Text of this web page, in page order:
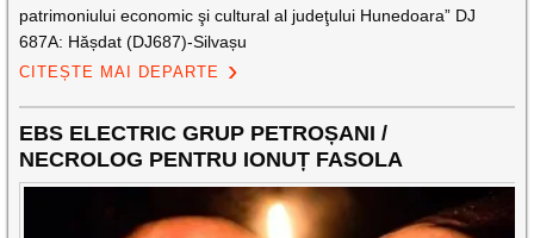
patrimoniului economic şi cultural al judeţului Hunedoara” DJ
687A: Hășdat (DJ687)-Silvașu
CITEȘTE MAI DEPARTE
EBS ELECTRIC GRUP PETROȘANI /
NECROLOG PENTRU IONUȚ FASOLA